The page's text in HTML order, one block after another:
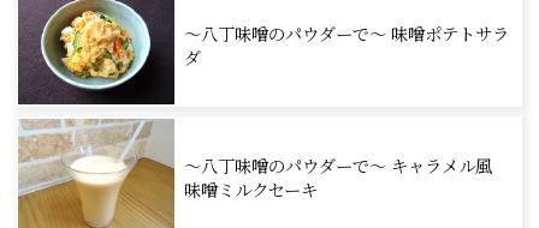
～八丁味噌のパウダーで～ 味噌ポテトサラ
ダ
～八丁味噌のパウダーで～ キャラメル風
味噌ミルクセーキ